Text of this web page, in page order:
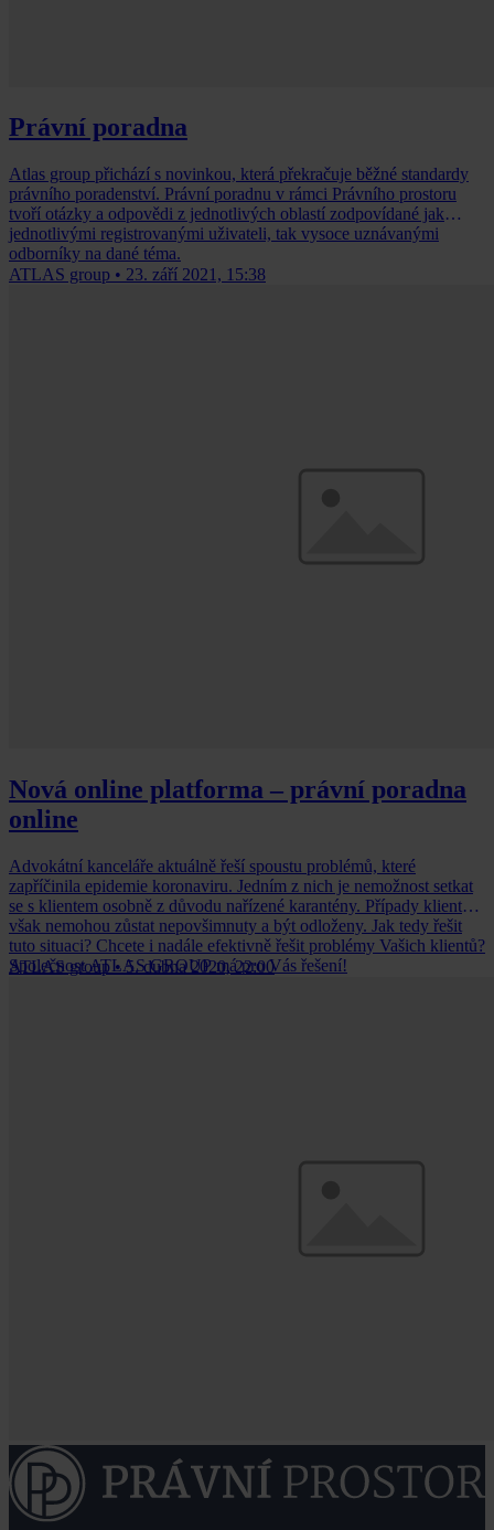
Právní poradna
Atlas group přichází s novinkou, která překračuje běžné standardy
právního poradenství. Právní poradnu v rámci Právního prostoru
tvoří otázky a odpovědi z jednotlivých oblastí zodpovídané jak
jednotlivými registrovanými uživateli, tak vysoce uznávanými
odborníky na dané téma.
ATLAS group • 23. září 2021, 15:38
Nová online platforma – právní poradna
online
Advokátní kanceláře aktuálně řeší spoustu problémů, které
zapříčinila epidemie koronaviru. Jedním z nich je nemožnost setkat
se s klientem osobně z důvodu nařízené karantény. Případy klientů
však nemohou zůstat nepovšimnuty a být odloženy. Jak tedy řešit
tuto situaci? Chcete i nadále efektivně řešit problémy Vašich klientů?
Společnost ATLAS GROUP má pro Vás řešení!
ATLAS group • 5. dubna 2020, 22:00